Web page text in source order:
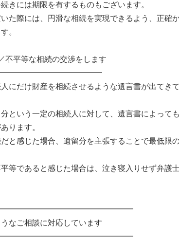
きには期限を有するものもございます。
た際には、円滑な相続を実現できるよう、正確
。
不平等な相続の交渉をします
にだけ財産を相続させるような遺言書が出てき
という一定の相続人に対して、遺言書によって
ります。
と感じた場合、遺留分を主張することで最低限
等であると感じた場合は、泣き寝入りせず弁護
なご相談に対応しています